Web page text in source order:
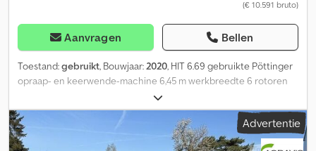
(€ 10.591 bruto)
Aanvragen Bellen
Toestand:gebruikt, Bouwjaar: 2020, HIT 6.69 gebruikte Pöttinger
opraap- en keerwende-machine 6,45 m werkbreedte 6 rotoren
hydraulisch opklapbaar verlichtingsinstallatie en
waarschuwingsborden Dsdpjzkcnvefx Ag Hock bescherming
tegen het verlies van tanden
Advertentie